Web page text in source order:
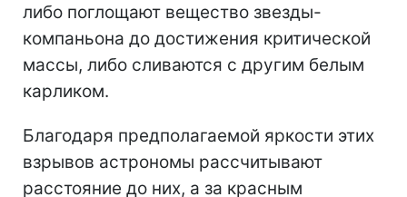
либо поглощают вещество звезды-
компаньона до достижения критической
массы, либо сливаются с другим белым
карликом.
Благодаря предполагаемой яркости этих
взрывов астрономы рассчитывают
расстояние до них, а за красным